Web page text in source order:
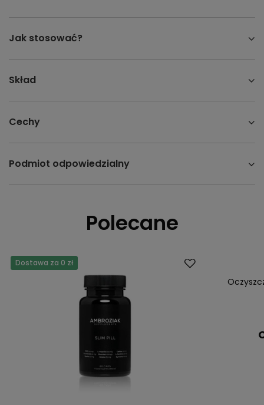
Jak stosować?
Skład
Cechy
Podmiot odpowiedzialny
Polecane
Dostawa za 0 zł